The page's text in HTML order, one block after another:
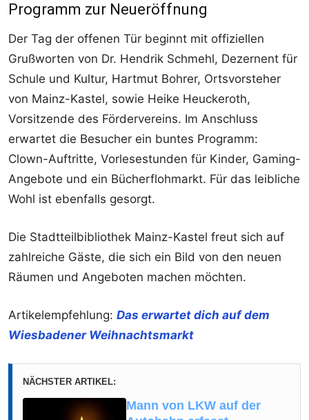
Programm zur Neueröffnung
Der Tag der offenen Tür beginnt mit offiziellen
Grußworten von Dr. Hendrik Schmehl, Dezernent für
Schule und Kultur, Hartmut Bohrer, Ortsvorsteher
von Mainz-Kastel, sowie Heike Heuckeroth,
Vorsitzende des Fördervereins. Im Anschluss
erwartet die Besucher ein buntes Programm:
Clown-Auftritte, Vorlesestunden für Kinder, Gaming-
Angebote und ein Bücherflohmarkt. Für das leibliche
Wohl ist ebenfalls gesorgt.
Die Stadtteilbibliothek Mainz-Kastel freut sich auf
zahlreiche Gäste, die sich ein Bild von den neuen
Räumen und Angeboten machen möchten.
Artikelempfehlung: Das erwartet dich auf dem
Wiesbadener Weihnachtsmarkt
NÄCHSTER ARTIKEL:
Mann von LKW auf der